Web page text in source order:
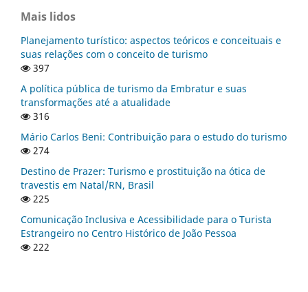
Mais lidos
Planejamento turístico: aspectos teóricos e conceituais e
suas relações com o conceito de turismo
397
A política pública de turismo da Embratur e suas
transformações até a atualidade
316
Mário Carlos Beni: Contribuição para o estudo do turismo
274
Destino de Prazer: Turismo e prostituição na ótica de
travestis em Natal/RN, Brasil
225
Comunicação Inclusiva e Acessibilidade para o Turista
Estrangeiro no Centro Histórico de João Pessoa
222